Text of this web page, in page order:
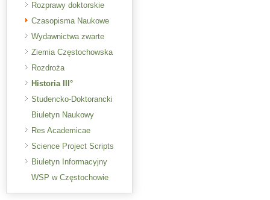
Rozprawy doktorskie
Czasopisma Naukowe
Wydawnictwa zwarte
Ziemia Częstochowska
Rozdroża
Historia III°
Studencko-Doktorancki
Biuletyn Naukowy
Res Academicae
Science Project Scripts
Biuletyn Informacyjny
WSP w Częstochowie